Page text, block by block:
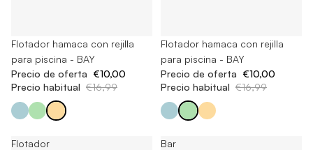
Esaurito
Flotador hamaca con rejilla
para piscina - BAY
Precio de oferta €10,00
Precio habitual €16,99
Esaurito
Flotador hamaca con rejilla
para piscina - BAY
Precio de oferta €10,00
Precio habitual €16,99
Flotador
Bar